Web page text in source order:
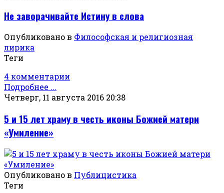
Не заворачивайте Истину в слова
Опубликовано в Философская и религиозная
лирика
Теги
4 комментарии
Подробнее ...
Четверг, 11 августа 2016 20:38
5 и 15 лет храму в честь иконы Божией матери
«Умиление»
Опубликовано в Публицистика
Теги